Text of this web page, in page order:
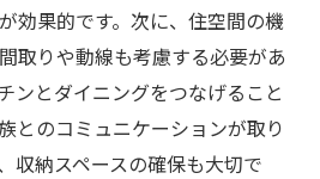
効果的です。次に、住空間の機
取りや動線も考慮する必要があ
ンとダイニングをつなげること
とのコミュニケーションが取り
収納スペースの確保も大切で